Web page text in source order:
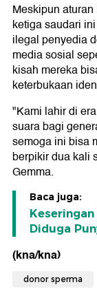
Meskipun
ketiga saudari
ilegal penyedia
media sosial
kisah mereka
keterbukaan
"Kami lahir di
suara bagi
semoga ini bisa
berpikir dua kali
Gemma.
Baca juga:
Diduga
(kna/kna)
donor sperma